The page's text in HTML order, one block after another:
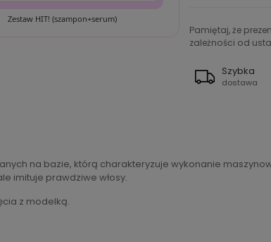
Zestaw HIT! (szampon+serum)
Pamiętaj, że
zależności od
Szybka
dostawa
na bazie, którą charakteryzuje wykonanie
imituje prawdziwe włosy.
z modelką.